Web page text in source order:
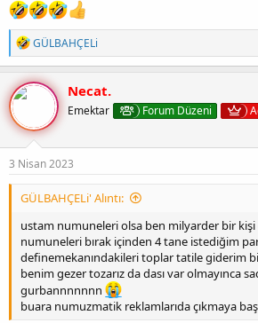
T
e
p
k
e
r
GÜLBAHÇELi
Necat.
Emektar Forum Düzeni
3 Nisan 2023
GÜLBAHÇELi' Alıntı:
ustam numuneleri olsa ben milyarder bir
numuneleri bırak içinden 4 tane istediğim
definemekanındakileri toplar tatile giderim
benim gezer tozarız da dası var olmayınca
gurbannnnnnn
buara numuzmatik reklamlarıda çıkmaya